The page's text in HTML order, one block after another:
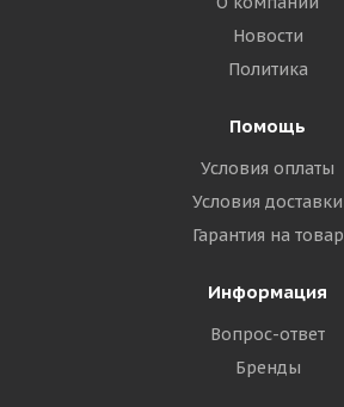
Новости
Политика
Помощь
Условия оплаты
Условия доставки
Гарантия на товар
Информация
Вопрос-ответ
Бренды